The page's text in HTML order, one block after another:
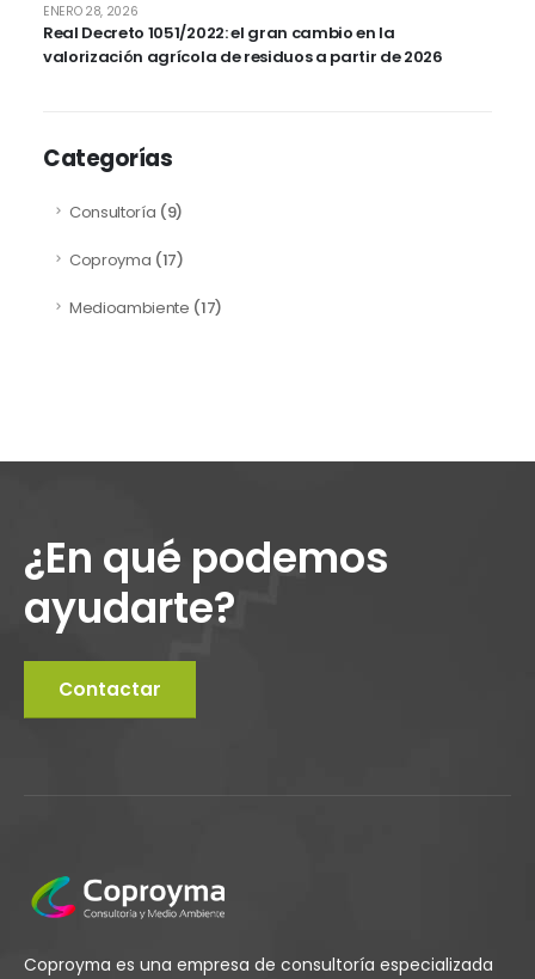
Real Decreto 1051/2022: el gran cambio en la
valorización agrícola de residuos a partir de 2026
ENERO 28, 2026
Categorías
Consultoría (9)
Coproyma (17)
Medioambiente (17)
¿En qué podemos
ayudarte?
Contactar
Coproyma es una empresa de consultoría especializada